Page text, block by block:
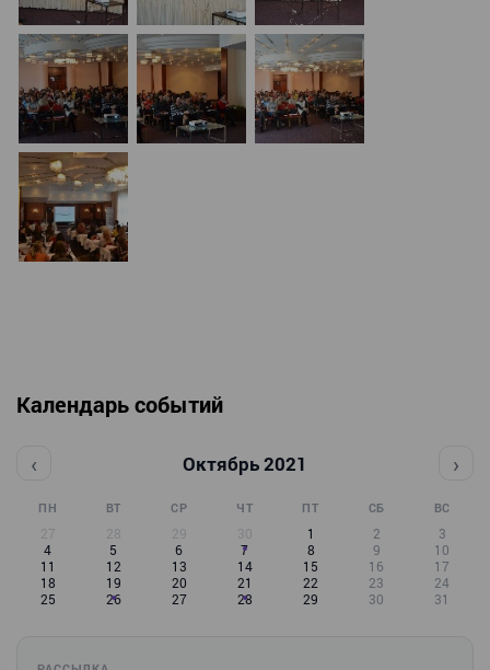
Календарь событий
‹ Октябрь 2021 ›
ПН ВТ СР ЧТ ПТ СБ ВС
27 28 29 30 1 2
3
4
5 6 7 8 9
10
11
12 13 14 15 16
17
18
19 20 21 22 23
24
25
26 27 28 29 30 31